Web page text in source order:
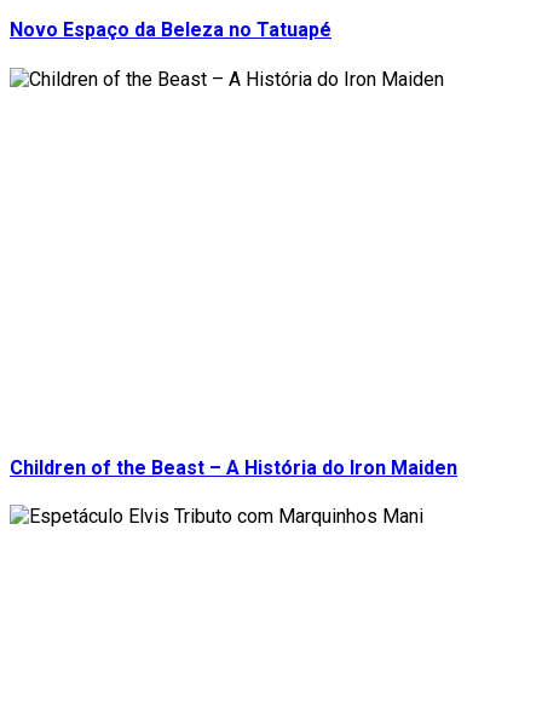
Novo Espaço da Beleza no Tatuapé
Children of the Beast – A História do Iron Maiden